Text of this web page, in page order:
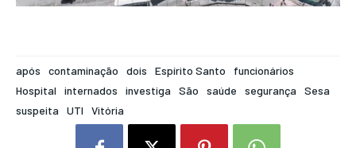
após contaminação dois Espírito Santo
funcionários
Hospital
internados investiga São saúde segurança
Sesa
suspeita
UTI Vitória